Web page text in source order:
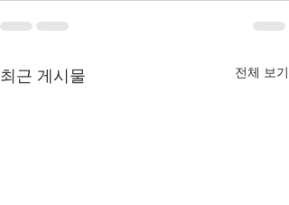
최근 게시물 전체 보기